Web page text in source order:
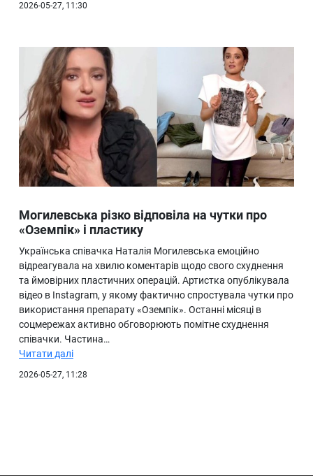
2026-05-27, 11:30
Могилевська різко відповіла на чутки про
«Оземпік» і пластику
Українська співачка Наталія Могилевська емоційно
відреагувала на хвилю коментарів щодо свого схуднення
та ймовірних пластичних операцій. Артистка опублікувала
відео в Instagram, у якому фактично спростувала чутки про
використання препарату «Оземпік». Останні місяці в
соцмережах активно обговорюють помітне схуднення
співачки. Частина…
Читати далі
2026-05-27, 11:28